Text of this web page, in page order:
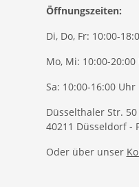
Öffnungszeiten:
Di, Do, Fr: 10:00-
Mo, Mi: 10:00-20:00
Sa: 10:00-16:00 Uhr
Düsselthaler Str.
40211 Düsseldorf -
Oder über unser